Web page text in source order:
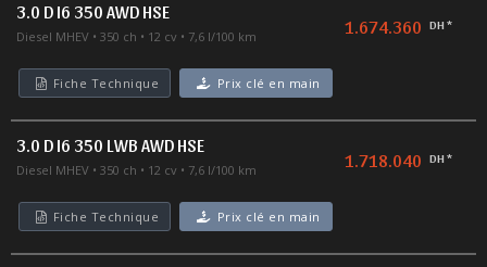
3.0 D I6 350 AWD HSE
Diesel MHEV 350 ch 12 cv 7,6 l/100 km 1.674.360 DH *
Fiche Technique Prix clé en main
3.0 D I6 350 LWB AWD HSE
Diesel MHEV 350 ch 12 cv 7,6 l/100 km 1.718.040 DH *
Fiche Technique Prix clé en main